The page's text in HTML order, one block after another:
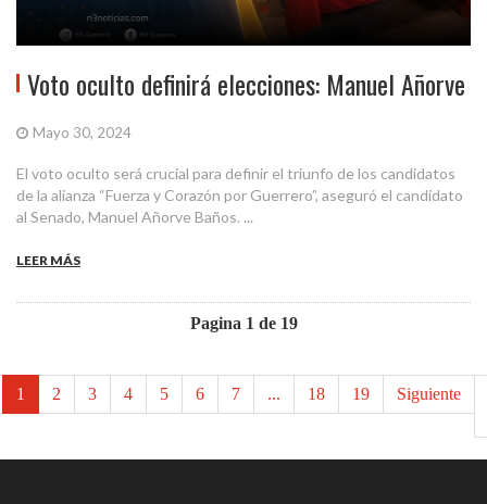
Voto oculto definirá elecciones: Manuel Añorve
Mayo 30, 2024
El voto oculto será crucial para definir el triunfo de los candidatos
de la alianza “Fuerza y Corazón por Guerrero”, aseguró el candidato
al Senado, Manuel Añorve Baños. ...
LEER MÁS
Pagina 1 de 19
1 2 3 4 5 6 7 ... 18 19 Siguiente